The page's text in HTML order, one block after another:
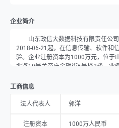
企业简介
山东政信大数据科技有限责任公
2018-06-21起，在信息传输、软件和
验。企业注册资本为1000万元，位于
北路19号关帝庙金融街6号楼2楼，业
软件外包服务;软件销售;信息系统集
业应用系统集成服务;信息技术咨询服
和流程外包服务（不含金融信息服务
服务;网络与信息安全软件开发;信息安
术转让、技术推广;科技中介服务;计算
工商信息
法人代表人 郭洋
注册资本 1000万人民币